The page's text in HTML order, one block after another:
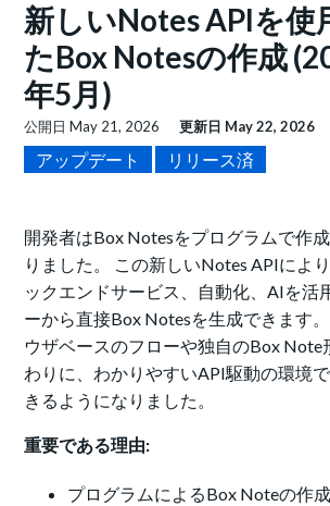
新しいNotes APIを使
たBox Notesの作成
年5月)
公開日May 21, 2026 更新日 May 22, 2026
アップデート リリース済
開発者はBox Notesをプログラムで作
りました。 この新しいNotes APIによ
ックエンドサービス、自動化、AIを活
ーから直接Box Notesを生成できます
ウザベースのフローや独自のBox Note
わりに、わかりやすいAPI駆動の環境
きるようになりました。
重要である理由:
プログラムによるBox Noteの作